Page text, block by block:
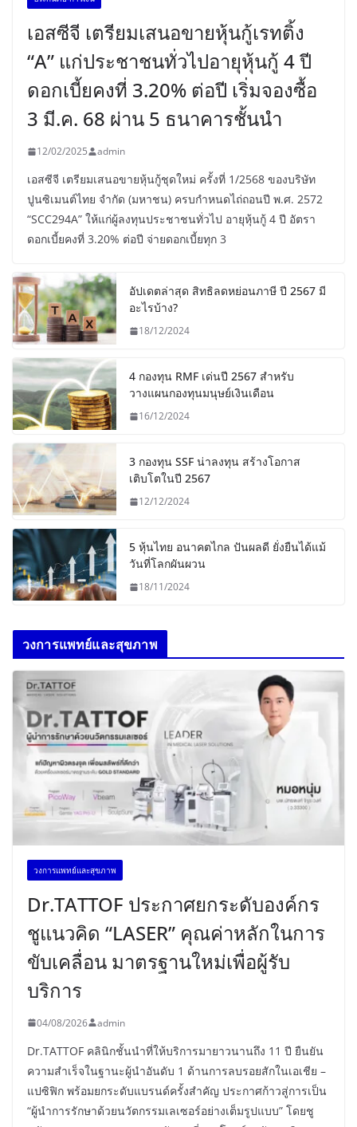
เอสซีจี เตรียมเสนอขายหุ้นกู้เรทติ้ง
“A” แก่ประชาชนทั่วไปอายุหุ้นกู้ 4 ปี
ดอกเบี้ยคงที่ 3.20% ต่อปี เริ่มจองซื้อ
3 มี.ค. 68 ผ่าน 5 ธนาคารชั้นนำ
12/02/2025 admin
เอสซีจี เตรียมเสนอขายหุ้นกู้ชุดใหม่ ครั้งที่ 1/2568 ของบริษัท
ปูนซิเมนต์ไทย จำกัด (มหาชน) ครบกำหนดไถ่ถอนปี พ.ศ. 2572
“SCC294A” ให้แก่ผู้ลงทุนประชาชนทั่วไป อายุหุ้นกู้ 4 ปี อัตรา
ดอกเบี้ยคงที่ 3.20% ต่อปี จ่ายดอกเบี้ยทุก 3
อัปเดตล่าสุด สิทธิลดหย่อนภาษี ปี 2567 มี
อะไรบ้าง?
18/12/2024
4 กองทุน RMF เด่นปี 2567 สำหรับ
วางแผนกองทุนมนุษย์เงินเดือน
16/12/2024
3 กองทุน SSF น่าลงทุน สร้างโอกาส
เติบโตในปี 2567
12/12/2024
5 หุ้นไทย อนาคตไกล ปันผลดี ยั่งยืนได้แม้
วันที่โลกผันผวน
18/11/2024
วงการแพทย์และสุขภาพ
วงการแพทย์และสุขภาพ
Dr.TATTOF ประกาศยกระดับองค์กร
ชูแนวคิด “LASER” คุณค่าหลักในการ
ขับเคลื่อน มาตรฐานใหม่เพื่อผู้รับ
บริการ
04/08/2026 admin
Dr.TATTOF คลินิกชั้นนำที่ให้บริการมายาวนานถึง 11 ปี ยืนยัน
ความสำเร็จในฐานะผู้นำอันดับ 1 ด้านการลบรอยสักในเอเชีย –
แปซิฟิก พร้อมยกระดับแบรนด์ครั้งสำคัญ ประกาศก้าวสู่การเป็น
“ผู้นำการรักษาด้วยนวัตกรรมเลเซอร์อย่างเต็มรูปแบบ” โดยชู